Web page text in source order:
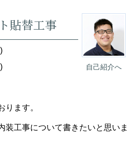
自己紹介へ
貼替工事
ります。
装工事について書きたいと思いま